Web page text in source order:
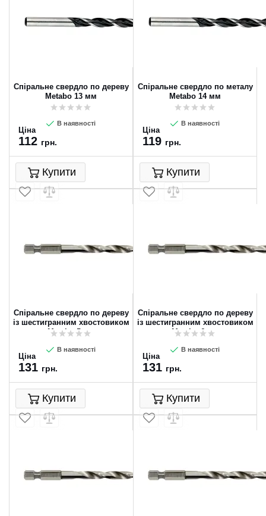
Спіральне свердло по дереву
Metabo 13 мм
В наявності
Ціна
112 грн.
Купити
Спіральне свердло по металу
Metabo 14 мм
В наявності
Ціна
119 грн.
Купити
Спіральне свердло по дереву
із шестигранним хвостовиком
Metabo 5 мм
В наявності
Ціна
131 грн.
Купити
Спіральне свердло по дереву
із шестигранним хвостовиком
Metabo 6 мм
В наявності
Ціна
131 грн.
Купити